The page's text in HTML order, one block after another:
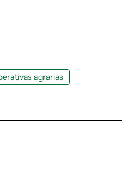
agrarias